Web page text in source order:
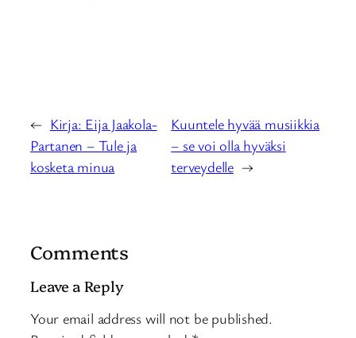
← Kirja: Eija Jaakola-
Partanen – Tule ja
kosketa minua
Kuuntele hyvää musiikkia
– se voi olla hyväksi
terveydelle →
Comments
Leave a Reply
Your email address will not be published.